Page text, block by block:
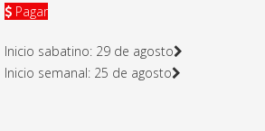
Pagar
Inicio sabatino: 29 de agosto
Inicio semanal: 25 de agosto